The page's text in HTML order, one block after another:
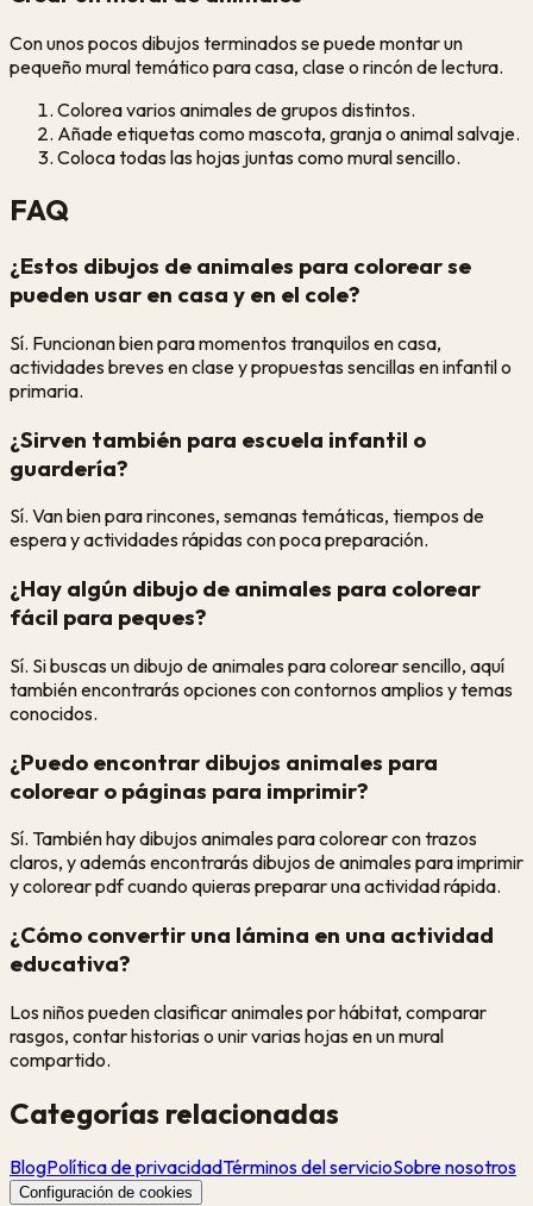
Con unos pocos dibujos terminados se puede montar un
pequeño mural temático para casa, clase o rincón de lectura.
Colorea varios animales de grupos distintos.
Añade etiquetas como mascota, granja o animal salvaje.
Coloca todas las hojas juntas como mural sencillo.
FAQ
¿Estos dibujos de animales para colorear se
pueden usar en casa y en el cole?
Sí. Funcionan bien para momentos tranquilos en casa,
actividades breves en clase y propuestas sencillas en infantil o
primaria.
¿Sirven también para escuela infantil o
guardería?
Sí. Van bien para rincones, semanas temáticas, tiempos de
espera y actividades rápidas con poca preparación.
¿Hay algún dibujo de animales para colorear
fácil para peques?
Sí. Si buscas un dibujo de animales para colorear sencillo, aquí
también encontrarás opciones con contornos amplios y temas
conocidos.
¿Puedo encontrar dibujos animales para
colorear o páginas para imprimir?
Sí. También hay dibujos animales para colorear con trazos
claros, y además encontrarás dibujos de animales para imprimir
y colorear pdf cuando quieras preparar una actividad rápida.
¿Cómo convertir una lámina en una actividad
educativa?
Los niños pueden clasificar animales por hábitat, comparar
rasgos, contar historias o unir varias hojas en un mural
compartido.
Categorías relacionadas
BlogPolítica de privacidadTérminos del servicioSobre nosotros
Configuración de cookies